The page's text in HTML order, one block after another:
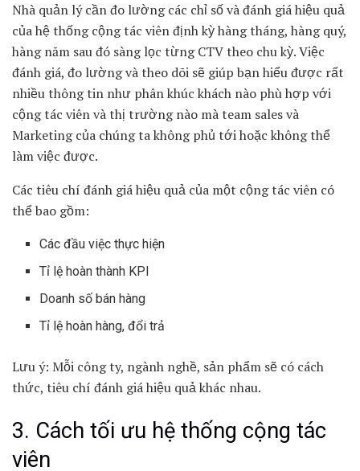
Nhà quản lý cần đo lường các chỉ số và đánh giá hiệu quả
của hệ thống cộng tác viên định kỳ hàng tháng, hàng quý,
hàng năm sau đó sàng lọc từng CTV theo chu kỳ. Việc
đánh giá, đo lường và theo dõi sẽ giúp bạn hiểu được rất
nhiều thông tin như phân khúc khách nào phù hợp với
cộng tác viên và thị trường nào mà team sales và
Marketing của chúng ta không phủ tới hoặc không thể
làm việc được.
Các tiêu chí đánh giá hiệu quả của một cộng tác viên có
thể bao gồm:
Các đầu việc thực hiện
Tỉ lệ hoàn thành KPI
Doanh số bán hàng
Tỉ lệ hoàn hàng, đổi trả
Lưu ý: Mỗi công ty, ngành nghề, sản phẩm sẽ có cách
thức, tiêu chí đánh giá hiệu quả khác nhau.
3. Cách tối ưu hệ thống cộng tác
viên